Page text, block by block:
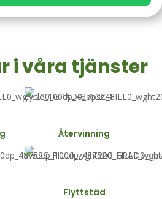
i våra tjänster
Återvinning
Flyttstäd